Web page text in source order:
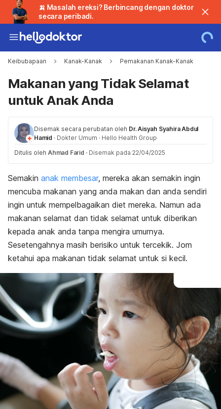
🍌 Masalah ereksi? Berbincang dengan doktor
secara peribadi.
Keibubapaan Kanak-Kanak Pemakanan Kanak-Kanak
Makanan yang Tidak Selamat
untuk Anak Anda
Disemak secara perubatan oleh Dr. Aisyah Syahira Abdul
Hamid · Dokter Umum · Hello Health Group
Ditulis oleh Ahmad Farid · Disemak pada 22/04/2025
Semakin anak membesar, mereka akan semakin ingin
mencuba makanan yang anda makan dan anda sendiri
ingin untuk mempelbagaikan diet mereka. Namun ada
makanan selamat dan tidak selamat untuk diberikan
kepada anak anda tanpa mengira umurnya.
Sesetengahnya masih berisiko untuk tercekik. Jom
ketahui apa makanan tidak selamat untuk si kecil.